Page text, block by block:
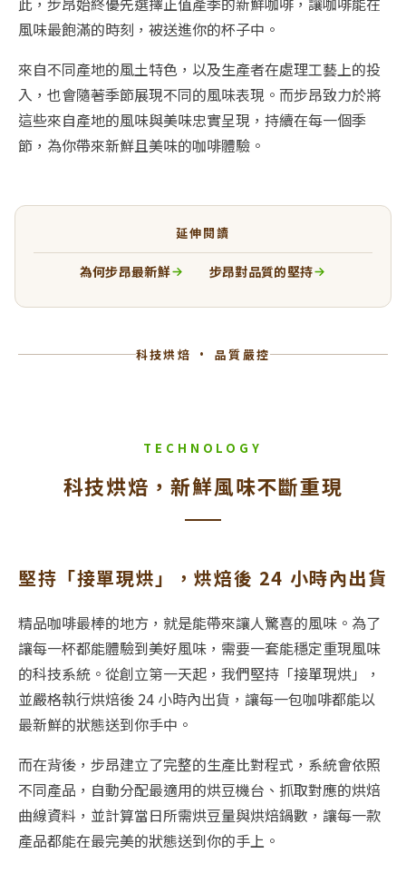
風味最飽滿的時刻，被送進你的杯子中。
來自不同產地的風土特色，以及生產者在處理工藝上的投
入，也會隨著季節展現不同的風味表現。而步昂致力於將
這些來自產地的風味與美味忠實呈現，持續在每一個季
節，為你帶來新鮮且美味的咖啡體驗。
延伸閱讀
為何步昂最新鮮 步昂對品質的堅持
科技烘焙 · 品質嚴控
TECHNOLOGY
科技烘焙，新鮮風味不斷重現
堅持「接單現烘」，烘焙後 24 小時內出貨
精品咖啡最棒的地方，就是能帶來讓人驚喜的風味。為了
讓每一杯都能體驗到美好風味，需要一套能穩定重現風味
的科技系統。從創立第一天起，我們堅持「接單現烘」，
並嚴格執行烘焙後 24 小時內出貨，讓每一包咖啡都能以
最新鮮的狀態送到你手中。
而在背後，步昂建立了完整的生產比對程式，系統會依照
不同產品，自動分配最適用的烘豆機台、抓取對應的烘焙
曲線資料，並計算當日所需烘豆量與烘焙鍋數，讓每一款
產品都能在最完美的狀態送到你的手上。